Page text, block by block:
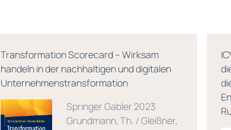
Transformation Scorecard – Wirksam
handeln in der nachhaltigen und digitalen
Unternehmenstransformation
Springer Gabler 2023
Grundmann, Th. / Gleißner,